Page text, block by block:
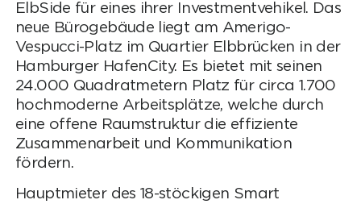
ElbSide für eines ihrer Investmentvehikel. Das
neue Bürogebäude liegt am Amerigo-
Vespucci-Platz im Quartier Elbbrücken in der
Hamburger HafenCity. Es bietet mit seinen
24.000 Quadratmetern Platz für circa 1.700
hochmoderne Arbeitsplätze, welche durch
eine offene Raumstruktur die effiziente
Zusammenarbeit und Kommunikation
fördern.
Hauptmieter des 18-stöckigen Smart